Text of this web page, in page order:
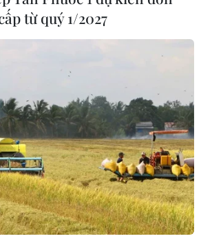
đứng ghi lại hình ảnh của Tổng Bí thư
trên màn hình LED của một trung tâm
Tiền. (Ảnh: Minh Hiếu/Vietnam+)
từ quý 1/2027